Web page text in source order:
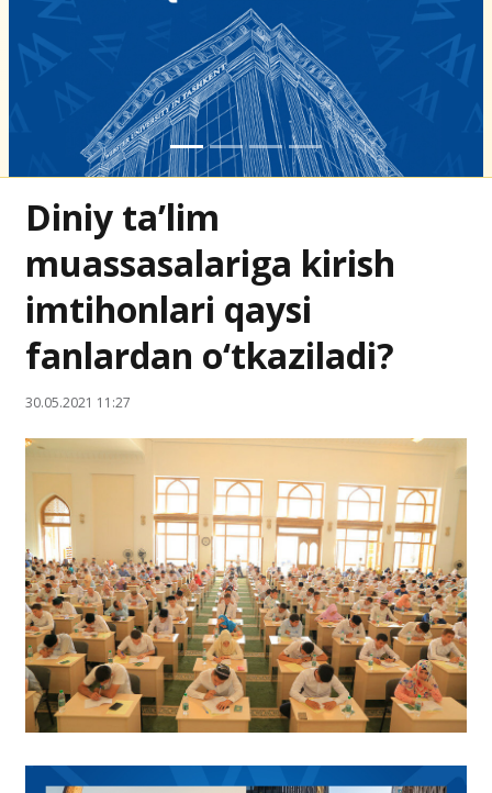
Diniy ta’lim
muassasalariga kirish
imtihonlari qaysi
fanlardan o‘tkaziladi?
30.05.2021 11:27